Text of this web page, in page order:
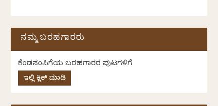
ನಮ್ಮ ಬರಹಗಾರರು
ಕೆಂಡಸಂಪಿಗೆಯ ಬರಹಗಾರರ ಪುಟಗಳಿಗೆ
ಇಲ್ಲಿ ಕ್ಲಿಕ್ ಮಾಡಿ